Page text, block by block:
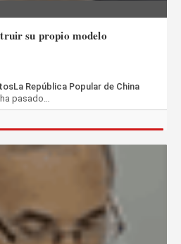
su propio modelo
República Popular de China
pasado…